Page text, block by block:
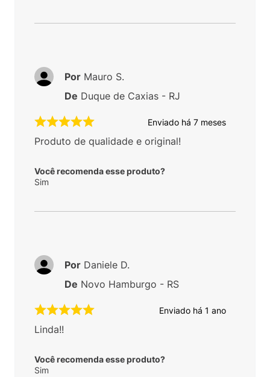
Enviado há 7 meses
Produto de qualidade e original!
Você recomenda esse produto?
Sim
Por Mauro S.
De Duque de Caxias - RJ
Enviado há 1 ano
Linda!!
Você recomenda esse produto?
Sim
Por Daniele D.
De Novo Hamburgo - RS